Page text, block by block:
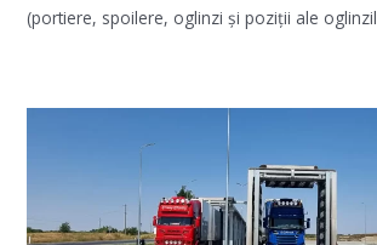
(portiere, spoilere, oglinzi și poziții ale